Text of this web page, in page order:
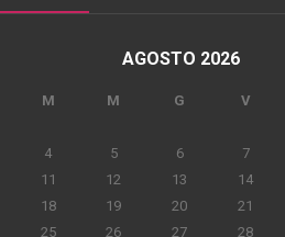
AGOSTO 2026
M M G V
4 5 6 7
11 12 13 14
18 19 20 21
25 26 27 28